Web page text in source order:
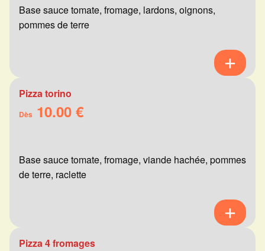
Base sauce tomate, fromage, lardons, oignons,
pommes de terre
Pizza torino
Dès 10.00 €
Base sauce tomate, fromage, viande hachée, pommes
de terre, raclette
Pizza 4 fromages